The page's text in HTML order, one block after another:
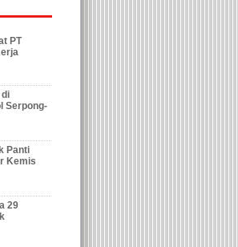
PT
di
Serpong-
Panti
Kemis
29